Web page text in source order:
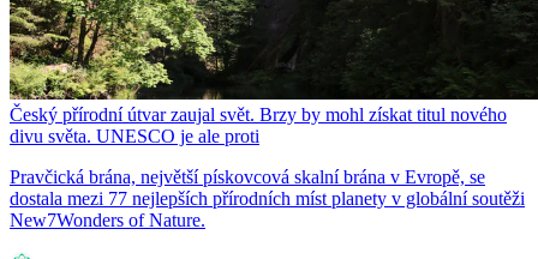
Český přírodní útvar zaujal svět. Brzy by mohl získat titul nového
divu světa. UNESCO je ale proti
Pravčická brána, největší pískovcová skalní brána v Evropě, se
dostala mezi 77 nejlepších přírodních míst planety v globální soutěži
New7Wonders of Nature.